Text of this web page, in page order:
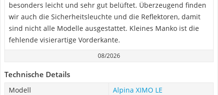
besonders leicht und sehr gut belüftet. Überzeugend finden
wir auch die Sicherheitsleuchte und die Reflektoren, damit
sind nicht alle Modelle ausgestattet. Kleines Manko ist die
fehlende visierartige Vorderkante.
08/2026
Technische Details
Modell
Alpina XIMO LE